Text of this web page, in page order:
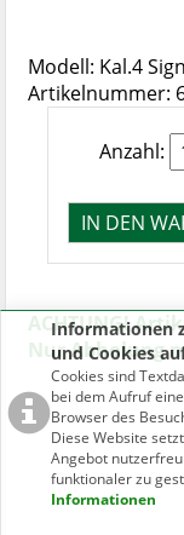
Informationen
und Cookies
Cookies sind
bei dem Aufruf
Browser des
Diese Website
Angebot
funktionaler zu
Informationen
Modell: Kal.4
Artikelnummer:
Anzahl:
ACHTUNG!
Nur Abholung